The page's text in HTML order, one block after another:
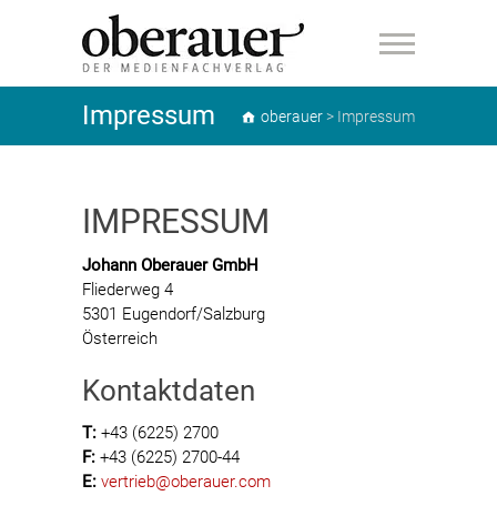
oberauer
Impressum oberauer> Impressum
IMPRESSUM
Johann Oberauer GmbH
Fliederweg 4
5301 Eugendorf/Salzburg
Österreich
Kontaktdaten
T: +43 (6225) 2700
F: +43 (6225) 2700-44
E: vertrieb@oberauer.com